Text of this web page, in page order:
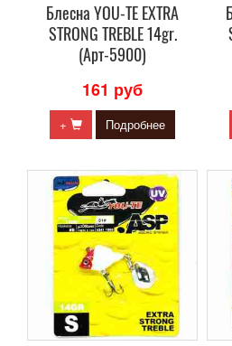
Блесна YOU-TE EXTRA
STRONG TREBLE 14gr.
(Арт-5900)
161 руб
+ Подробнее